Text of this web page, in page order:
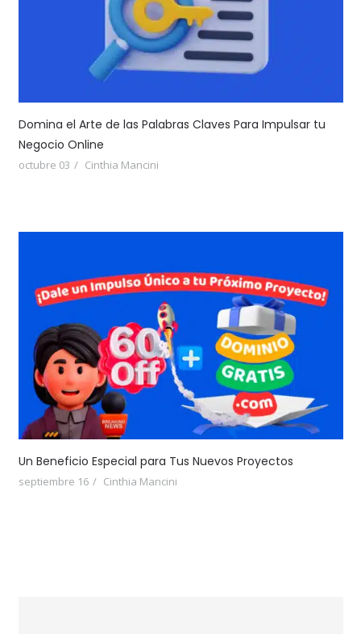
Domina el Arte de las Palabras Claves Para Impulsar tu
Negocio Online
octubre 03 Cinthia Mancini
Un Beneficio Especial para Tus Nuevos Proyectos
septiembre 16 Cinthia Mancini